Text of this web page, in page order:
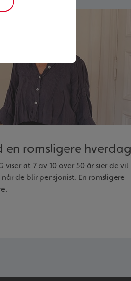
en romsligere hverdag
viser at 7 av 10 over 50 år sier de vil
de blir pensjonist. En romsligere